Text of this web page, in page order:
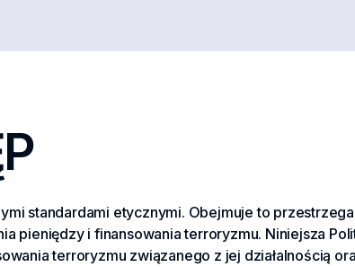
standardami etycznymi. Obejmuje to
pieniędzy i finansowania terroryzmu. Niniejsza
terroryzmu związanego z jej działalnością